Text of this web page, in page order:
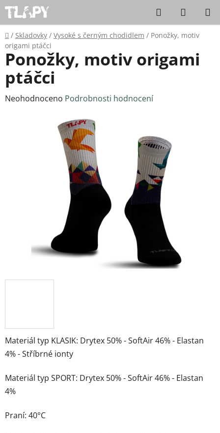
Přejít na obsah Hledat
Domů
/ Skladovky / Vysoké s černým chodidlem / Ponožky, motiv
origami ptáčci
Materiál typ KLASIK: Drytex 50% - SoftAir 46% - Elastan
4% - Stříbrné ionty
Materiál typ SPORT: Drytex 50% - SoftAir 46% - Elastan
4%
Praní: 40°C
Ponožky, motiv origami
ptáčci
Průměrné hodnocení produktu je 0,0 z 5 hvězdiček.
Neohodnoceno Podrobnosti hodnocení